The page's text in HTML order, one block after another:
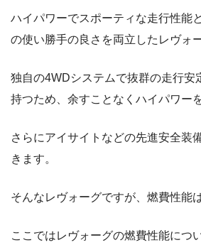
ハイパワーでスポーティな走行性能
の使い勝手の良さを両立したレヴォー
独自の4WDシステムで抜群の走行安
持つため、余すことなくハイパワー
さらにアイサイトなどの先進安全装
きます。
そんなレヴォーグですが、燃費性能
ここではレヴォーグの燃費性能につ